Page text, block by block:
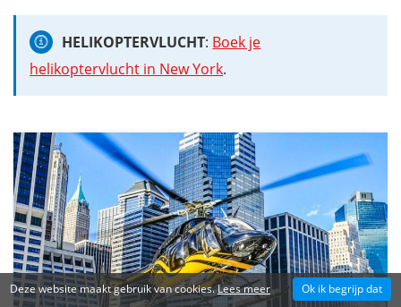
HELIKOPTERVLUCHT: Boek je
helikoptervlucht in New York.
Deze website maakt gebruik van cookies.Lees meer Ok ik begrijp dat